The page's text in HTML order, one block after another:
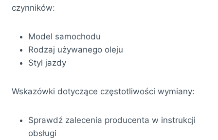
czynników:
Model samochodu
Rodzaj używanego oleju
Styl jazdy
Wskazówki dotyczące częstotliwości wymiany:
Sprawdź zalecenia producenta w instrukcji
obsługi